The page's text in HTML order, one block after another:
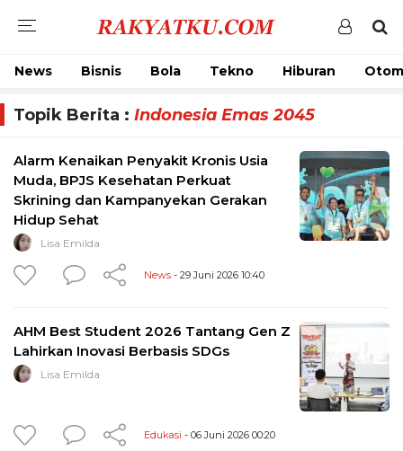
News Bisnis Bola Tekno Hiburan
Topik Berita : Indonesia Emas 2045
Alarm Kenaikan Penyakit Kronis Usia
Muda, BPJS Kesehatan Perkuat
Skrining dan Kampanyekan Gerakan
Hidup Sehat
Lisa Emilda
News - 29 Juni 2026 10:40
AHM Best Student 2026 Tantang Gen Z
Lahirkan Inovasi Berbasis SDGs
Lisa Emilda
Edukasi - 06 Juni 2026 00:20